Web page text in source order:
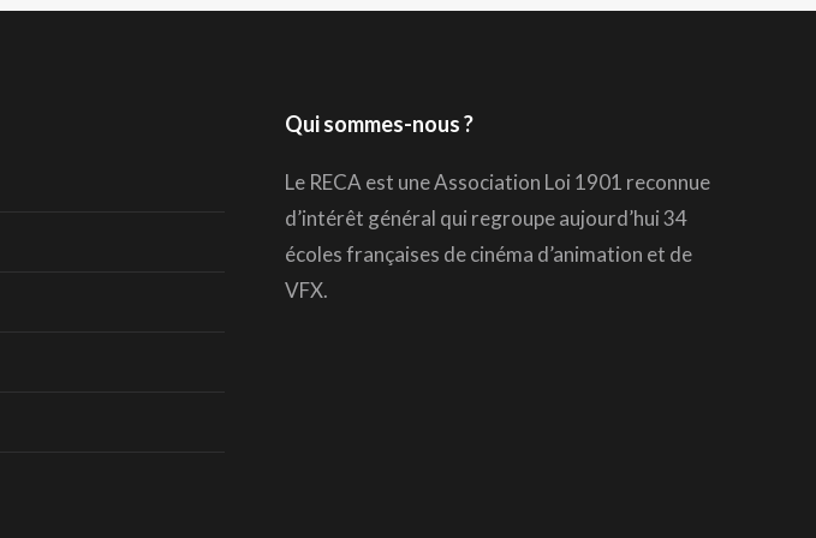
Qui sommes-nous ?
Le RECA est une Association Loi 1901 reconnue
d’intérêt général qui regroupe aujourd’hui 34
écoles françaises de cinéma d’animation et de
VFX.